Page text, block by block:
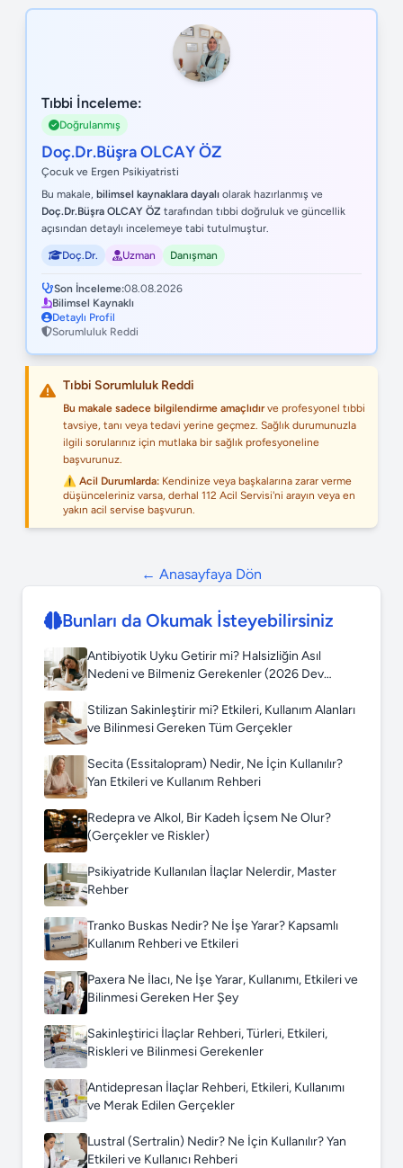
Tıbbi İnceleme:
Doğrulanmış
Doç.Dr.Büşra OLCAY ÖZ
Çocuk ve Ergen Psikiyatristi
Bu makale, bilimsel kaynaklara dayalı olarak hazırlanmış ve
Doç.Dr.Büşra OLCAY ÖZ tarafından tıbbi doğruluk ve güncellik
açısından detaylı incelemeye tabi tutulmuştur.
Doç.Dr. Uzman Danışman
Son İnceleme:08.08.2026
Bilimsel Kaynaklı
Detaylı Profil
Sorumluluk Reddi
Tıbbi Sorumluluk Reddi
Bu makale sadece bilgilendirme amaçlıdırve profesyonel tıbbi
tavsiye, tanı veya tedavi yerine geçmez. Sağlık durumunuzla
ilgili sorularınız için mutlaka bir sağlık profesyoneline
başvurunuz.
⚠️ Acil Durumlarda: Kendinize veya başkalarına zarar verme
düşünceleriniz varsa, derhal 112 Acil Servisi'ni arayın veya en
yakın acil servise başvurun.
← Anasayfaya Dön
Bunları da Okumak İsteyebilirsiniz
Antibiyotik Uyku Getirir mi? Halsizliğin Asıl
Nedeni ve Bilmeniz Gerekenler (2026 Dev
Stilizan Sakinleştirir mi? Etkileri, Kullanım Alanları
ve Bilinmesi Gereken Tüm Gerçekler
Secita (Essitalopram) Nedir, Ne İçin Kullanılır?
Yan Etkileri ve Kullanım Rehberi
Redepra ve Alkol, Bir Kadeh İçsem Ne Olur?
(Gerçekler ve Riskler)
Psikiyatride Kullanılan İlaçlar Nelerdir, Master
Rehber
Tranko Buskas Nedir? Ne İşe Yarar? Kapsamlı
Kullanım Rehberi ve Etkileri
Paxera Ne İlacı, Ne İşe Yarar, Kullanımı, Etkileri ve
Bilinmesi Gereken Her Şey
Sakinleştirici İlaçlar Rehberi, Türleri, Etkileri,
Riskleri ve Bilinmesi Gerekenler
Antidepresan İlaçlar Rehberi, Etkileri, Kullanımı
ve Merak Edilen Gerçekler
Lustral (Sertralin) Nedir? Ne İçin Kullanılır? Yan
Etkileri ve Kullanıcı Rehberi